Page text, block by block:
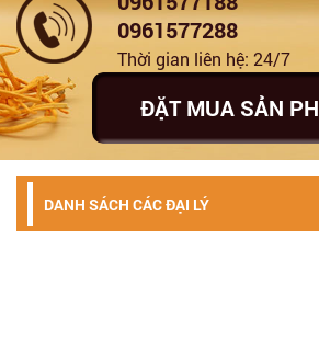
0961577288
Thời gian liên hệ: 24/7
ĐẶT MUA SẢN
DANH SÁCH CÁC ĐẠI LÝ